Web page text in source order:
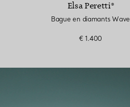
Elsa Peretti®
Bague en diamants Wave
€ 1.400